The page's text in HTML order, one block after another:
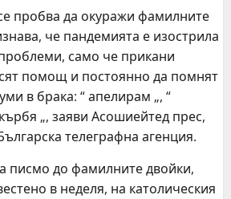
пробва да окуражи фамилните
че пандемията е изострила
само че прикани
помощ и постоянно да помнят
в брака: “ апелирам „, “
„, заяви Асошиейтед прес,
телеграфна агенция.
писмо до фамилните двойки,
в неделя, на католическия